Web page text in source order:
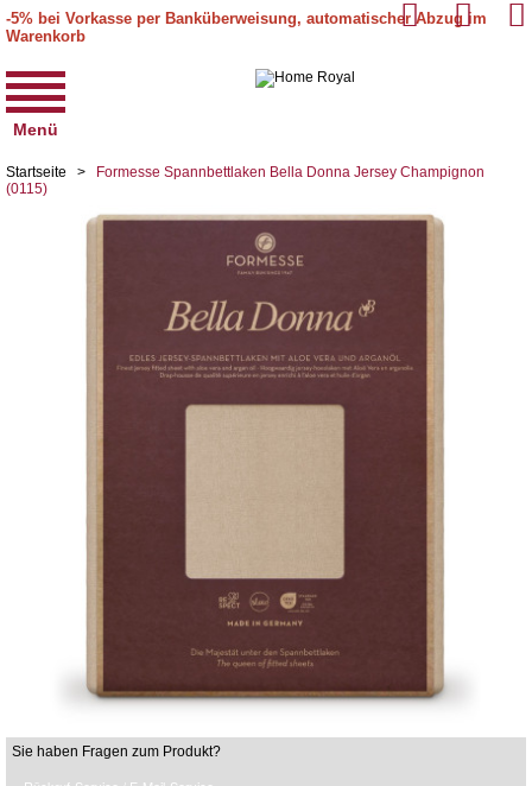
-5% bei Vorkasse per Banküberweisung, automatischer Abzug im
Warenkorb
Menü
Startseite >
Formesse Spannbettlaken Bella Donna Jersey Champignon
(0115)
Sie haben Fragen zum Produkt?